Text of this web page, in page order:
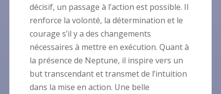
décisif, un passage à l’action est possible. Il
renforce la volonté, la détermination et le
courage s’il y a des changements
nécessaires à mettre en exécution. Quant à
la présence de Neptune, il inspire vers un
but transcendant et transmet de l’intuition
dans la mise en action. Une belle